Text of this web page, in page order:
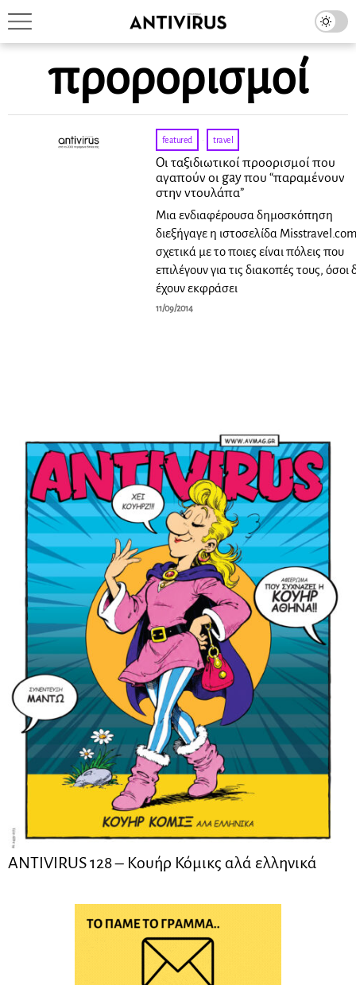
προρορισμοί
featured · travel
Οι ταξιδιωτικοί προορισμοί που
αγαπούν οι gay που “παραμένουν
στην ντουλάπα”
Μια ενδιαφέρουσα δημοσκόπηση
διεξήγαγε η ιστοσελίδα
σχετικά με το ποιες είναι πόλεις που
επιλέγουν για τις διακοπές τους, όσοι
έχουν εκφράσει
11/09/2014
ANTIVIRUS 128 – Kουήρ Κόμικς αλά ελληνικά